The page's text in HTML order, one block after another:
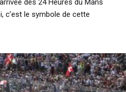
des 24 Heures du Mans
c’est le symbole de cette